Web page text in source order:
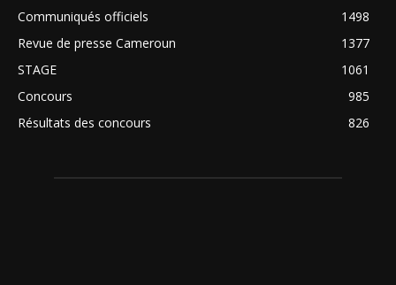
Communiqués officiels
1498
Revue de presse Cameroun
1377
STAGE
1061
Concours
985
Résultats des concours
826